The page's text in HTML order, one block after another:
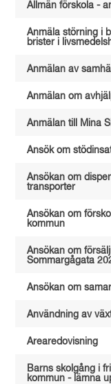
Allmän förskola -
Anmäla störning i
brister i
Anmälan av
Anmälan om
Anmälan till Mina
Ansök om
Ansökan om
transporter
Ansökan om
kommun
Ansökan om
Sommargågata
Ansökan om
Användning av
Arearedovisning
Barns skolgång i
kommun - lämna